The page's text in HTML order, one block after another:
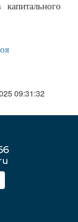
09:31:32